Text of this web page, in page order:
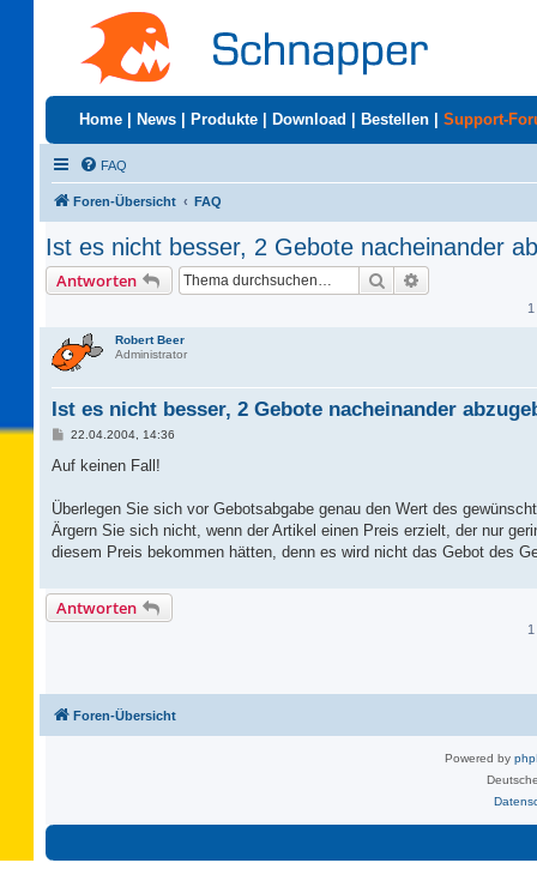
Home News Produkte Download Bestellen Support-
FAQ
Foren-Übersicht FAQ
Ist es nicht besser, 2 Gebote nacheinander
Antworten Suche
Robert Beer
Administrator
Ist es nicht besser, 2 Gebote nacheinander
B
a
22.04.2004, 14:36
Auf keinen Fall!
Überlegen Sie sich vor Gebotsabgabe genau den Wert des
Ärgern Sie sich nicht, wenn der Artikel einen Preis erzielt, der nur
diesem Preis bekommen hätten, denn es wird nicht das Gebot des
Antworten
Foren-Übersicht
Powered by